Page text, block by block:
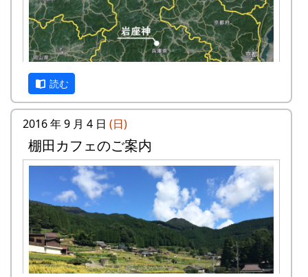
残念ながら、公共交通機関で岩座神に来るのは、
とっても大変です。最寄りの鉄道の駅 ( JR 西脇市
駅 ) から車で 1時間弱、最寄りのバス停から徒歩
で1時間強かかります。
カーナビを使って車でおいで下さい。カーナビ
は、高価な車載型でなく、 スマートフォンの無料
アプリで十分です。以下の住所またはキーワード
読む
2016 年 9 月 4 日 (日)
棚田カフェのご案内